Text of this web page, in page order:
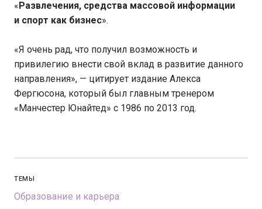
«Развлечения, средства массовой информации
и спорт как бизнес».
«Я очень рад, что получил возможность и
привилегию внести свой вклад в развитие данного
направления», — цитирует издание Алекса
Фергюсона, который был главным тренером
«Манчестер Юнайтед» с 1986 по 2013 год.
ТЕМЫ
Образование и карьера